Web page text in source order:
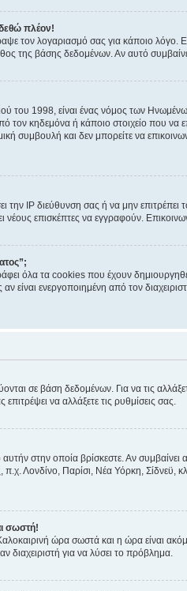
πλέον!
τον λογαριασμό σας για κάποιο
της βάσης δεδομένων. Αν αυτό
του 1998, είναι ένας νόμος των
τον κηδεμόνα ή κάποιο στοιχείο που
συμβουλή και δεν μπορείτε να
την IP διεύθυνση σας ή να μην
νέους επισκέπτες να εγγραφούν.
όλα τα cookies που έχουν
αν είναι ενεργοποιημένη από τον
σε βάση δεδομένων. Για να τις
να αλλάξετε τις ρυθμίσεις σας.
στην οποία βρίσκεστε. Αν συμβαίνει
π.χ. Λονδίνο, Παρίσι, Νέα Υόρκη, Σίδνεϋ,
σωστή!
ώρα σωστά και η ώρα είναι
διαχειριστή για να λύσει το πρόβλημα.